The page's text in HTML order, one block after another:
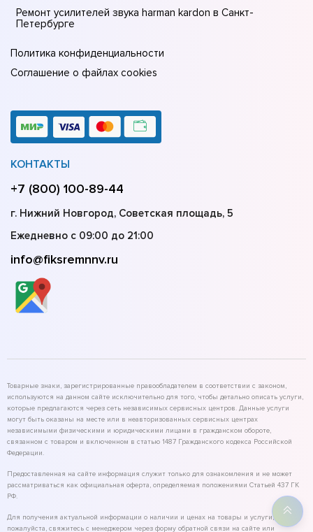
Ремонт усилителей звука harman kardon в Санкт-
Петербурге
Политика конфиденциальности
Соглашение о файлах cookies
КОНТАКТЫ
+7 (800) 100-89-44
г. Нижний Новгород, Советская площадь, 5
Ежедневно с 09:00 до 21:00
info@fiksremnnv.ru
Товарные знаки, зарегистрированные правообладателем в соответствии с законом,
используются на данном сайте исключительно для того, чтобы детально описать услуги,
которые предлагаются через сеть независимых сервисных центров. Данные услуги
могут быть оказаны на месте или в неавторизованных сервисных центрах
независимыми физическими и юридическими лицами в гражданском обороте,
связанном с товаром и включенном в статью 1487 Гражданского кодекса Российской
Федерации.
Предоставленная на сайте информация служит только для ознакомления и не может
рассматриваться как официальная оферта, определяемая положениями Статьей 437 ГК
РФ.
Для получения актуальной информации о наличии и ценах на товары и услуги,
пожалуйста, свяжитесь с менеджером через форму обратной связи на сайте или